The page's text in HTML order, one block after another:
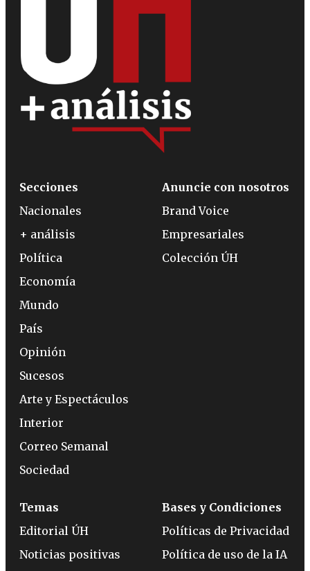
Secciones
Nacionales
+ análisis
Política
Economía
Mundo
País
Opinión
Sucesos
Arte y Espectáculos
Interior
Correo Semanal
Sociedad
Anuncie con nosotros
Brand Voice
Empresariales
Colección ÚH
Temas
Editorial ÚH
Noticias positivas
Bases y Condiciones
Políticas de Privacidad
Política de uso de la IA